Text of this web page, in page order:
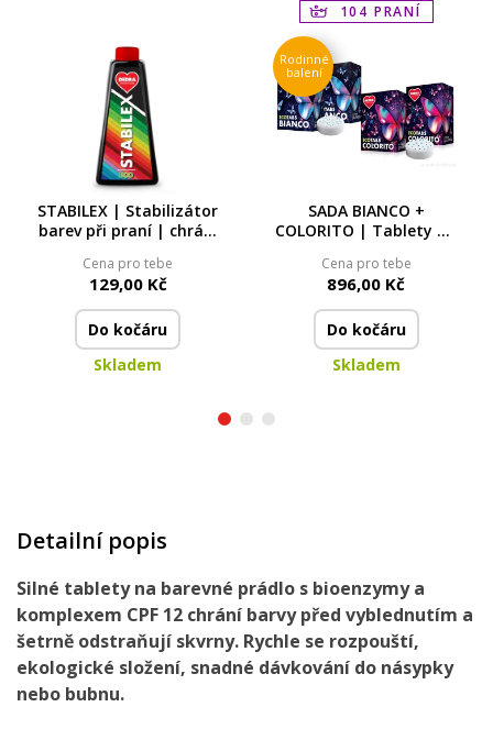
STABILEX | Stabilizátor
barev při praní | chrání
500 ml
Cena pro tebe
129,00 Kč
Do kočáru
Skladem
104 PRANÍ
Rodinné
balení
SADA BIANCO +
COLORITO | Tablety na
104 praní
Cena pro tebe
896,00 Kč
Do kočáru
Skladem
Detailní popis
Silné tablety na barevné prádlo s bioenzymy a
komplexem CPF 12 chrání barvy před vyblednutím a
šetrně odstraňují skvrny. Rychle se rozpouští,
ekologické složení, snadné dávkování do násypky
nebo bubnu.